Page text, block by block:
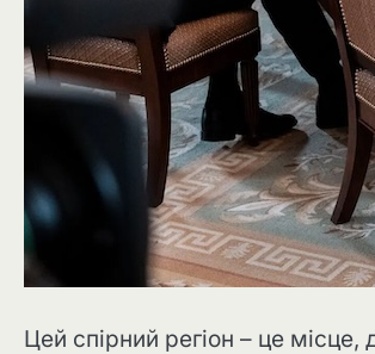
Цей спірний регіон – це місце,